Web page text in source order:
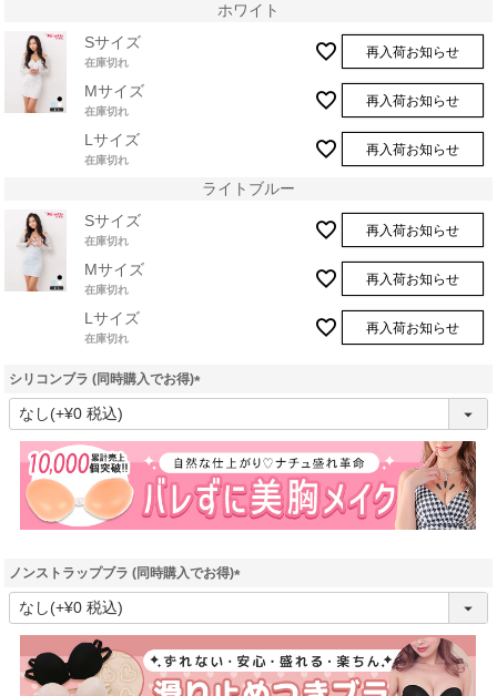
ホワイト
Sサイズ
在庫切れ
再入荷お知らせ
Mサイズ
在庫切れ
再入荷お知らせ
Lサイズ
在庫切れ
再入荷お知らせ
ライトブルー
Sサイズ
在庫切れ
再入荷お知らせ
Mサイズ
在庫切れ
再入荷お知らせ
Lサイズ
在庫切れ
再入荷お知らせ
シリコンブラ (同時購入でお得)
(
須
)
ノンストラップブラ (同時購入でお得)
(
須
)